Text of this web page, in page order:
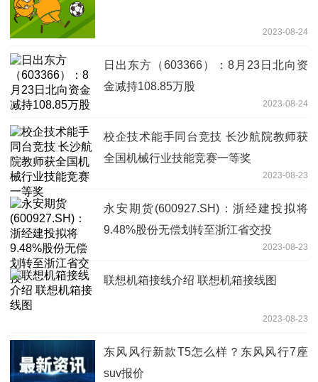
2023-08-24
日出东方（603366）：8月23日北向资
金减持108.85万股
2023-08-24
校企技术能手同台竞技 长沙航院教师获
全国机械行业技能竞赛一等奖
2023-08-23
永安期货(600927.SH)：浙经建投拟将
9.48%股份无偿划转至浙江省交投
2023-08-23
联想机箱接线介绍 联想机箱接线图
2023-08-23
东风风行新款T5怎么样？东风风行7座
suv报价